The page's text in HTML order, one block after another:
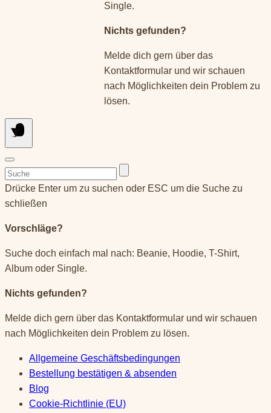
Single.
Nichts gefunden?
Melde dich gern über das
Kontaktformular und wir schauen
nach Möglichkeiten dein Problem zu
lösen.
Suchen
nach:
Drücke Enter um zu suchen oder ESC um die Suche zu
schließen
Vorschläge?
Suche doch einfach mal nach: Beanie, Hoodie, T-Shirt,
Album oder Single.
Nichts gefunden?
Melde dich gern über das Kontaktformular und wir schauen
nach Möglichkeiten dein Problem zu lösen.
Allgemeine Geschäftsbedingungen
Bestellung bestätigen & absenden
Blog
Cookie-Richtlinie (EU)